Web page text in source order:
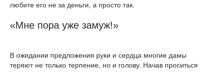
любите его не за деньги, а просто так.
«Мне пора уже замуж!»
В ожидании предложения руки и сердца многие дамы
теряют не только терпение, но и голову. Начав проситься